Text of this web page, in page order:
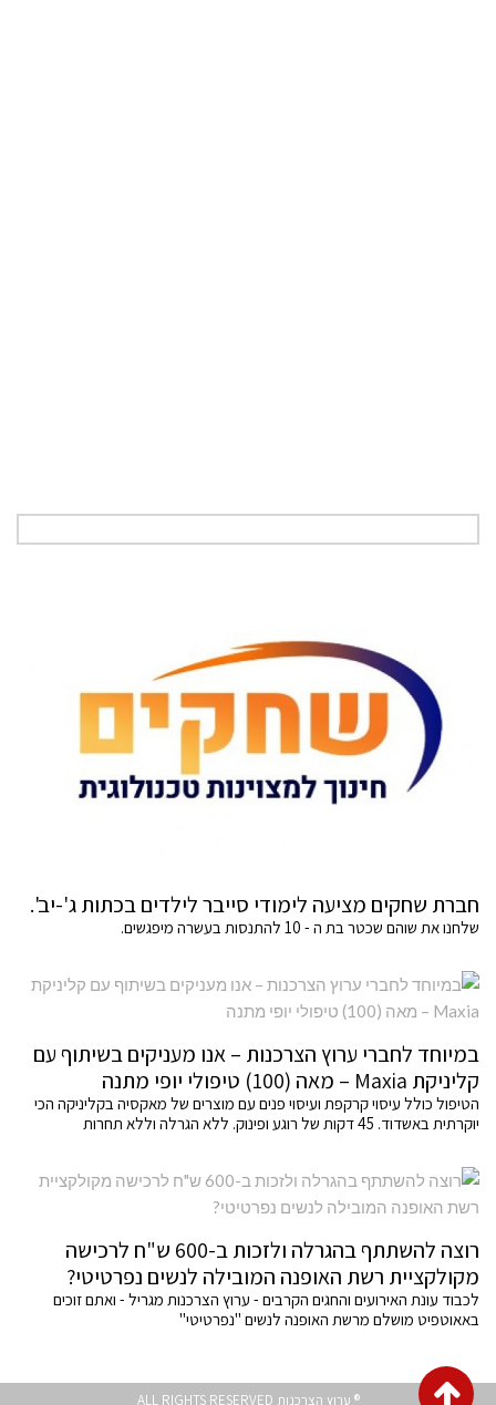
חברת שחקים מציעה לימודי סייבר לילדים בכתות ג'-יב'.
שלחנו את שוהם שכטר בת ה - 10 להתנסות בעשרה מיפגשים.
במיוחד לחברי ערוץ הצרכנות – אנו מעניקים בשיתוף עם
קליניקת Maxia – מאה (100) טיפולי יופי מתנה
הטיפול כולל עיסוי קרקפת ועיסוי פנים עם מוצרים של מאקסיה בקליניקה הכי
יוקרתית באשדוד. 45 דקות של רוגע ופינוק. ללא הגרלה וללא תחרות
רוצה להשתתף בהגרלה ולזכות ב-600 ש"ח לרכישה
מקולקציית רשת האופנה המובילה לנשים נפרטיטי?
לכבוד עונת האירועים והחגים הקרבים - ערוץ הצרכנות מגריל - ואתם זוכים
באאוטפיט מושלם מרשת האופנה לנשים "נפרטיטי"
® ערוץ הצרכנות ALL RIGHTS RESERVED גלילה